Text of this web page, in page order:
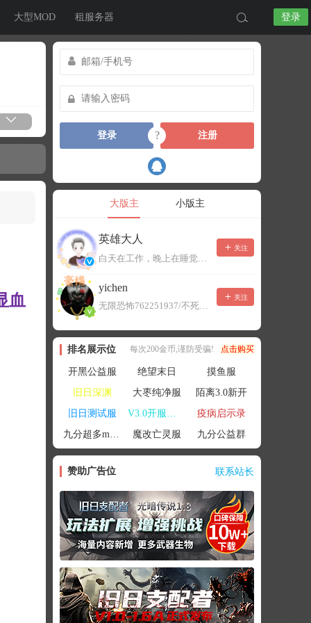
大型MOD 租服务器 登录
血
登录 ? 注册
大版主 小版主
英雄大人
白天在工作，晚上在睡觉，有事可以留言，不一定能及时回复！
关注
yichen
无限恐怖762251937/不死者末日1080207504
关注
排名展示位 每次200金币,谨防受骗! 点击购买
开黑公益服 绝望末日
摸鱼服
旧日深渊
大枣纯净服
陌离3.0新开
旧日测试服
V3.0开服联机
疫病启示录
九分超多mod群
魔改亡灵服 九分公益群
赞助广告位 联系站长